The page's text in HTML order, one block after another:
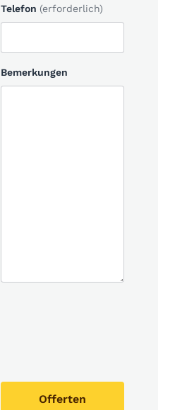
Telefon (erforderlich)
Bemerkungen
Offerten